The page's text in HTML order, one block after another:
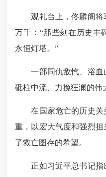
观礼台上，佟麟阁将
万千：“那些刻在历史丰
永恒灯塔。”
一部同仇敌忾、浴血
砥柱中流、力挽狂澜的伟
在国家危亡的历史关
重，以宏大气度和强烈
了救亡图存的希望。
正如习近平总书记指